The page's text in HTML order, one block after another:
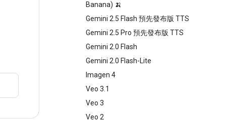
Banana) 🍌
Gemini 2.5 Flash 預先發布版 TTS
Gemini 2.5 Pro 預先發布版 TTS
Gemini 2.0 Flash
Gemini 2.0 Flash-Lite
Imagen 4
Veo 3.1
Veo 3
Veo 2